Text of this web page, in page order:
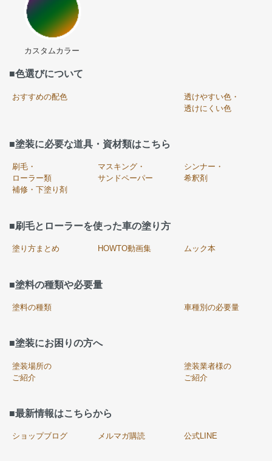
カスタムカラー
■色選びについて
おすすめの配色
透けやすい色・
透けにくい色
■塗装に必要な道具・資材類はこちら
刷毛・
ローラー類
マスキング・
サンドペーパー
シンナー・
希釈剤
補修・下塗り剤
■刷毛とローラーを使った車の塗り方
塗り方まとめ HOWTO動画集 ムック本
■塗料の種類や必要量
塗料の種類 車種別の必要量
■塗装にお困りの方へ
塗装場所の
ご紹介
塗装業者様の
ご紹介
■最新情報はこちらから
ショップブログ メルマガ購読 公式LINE